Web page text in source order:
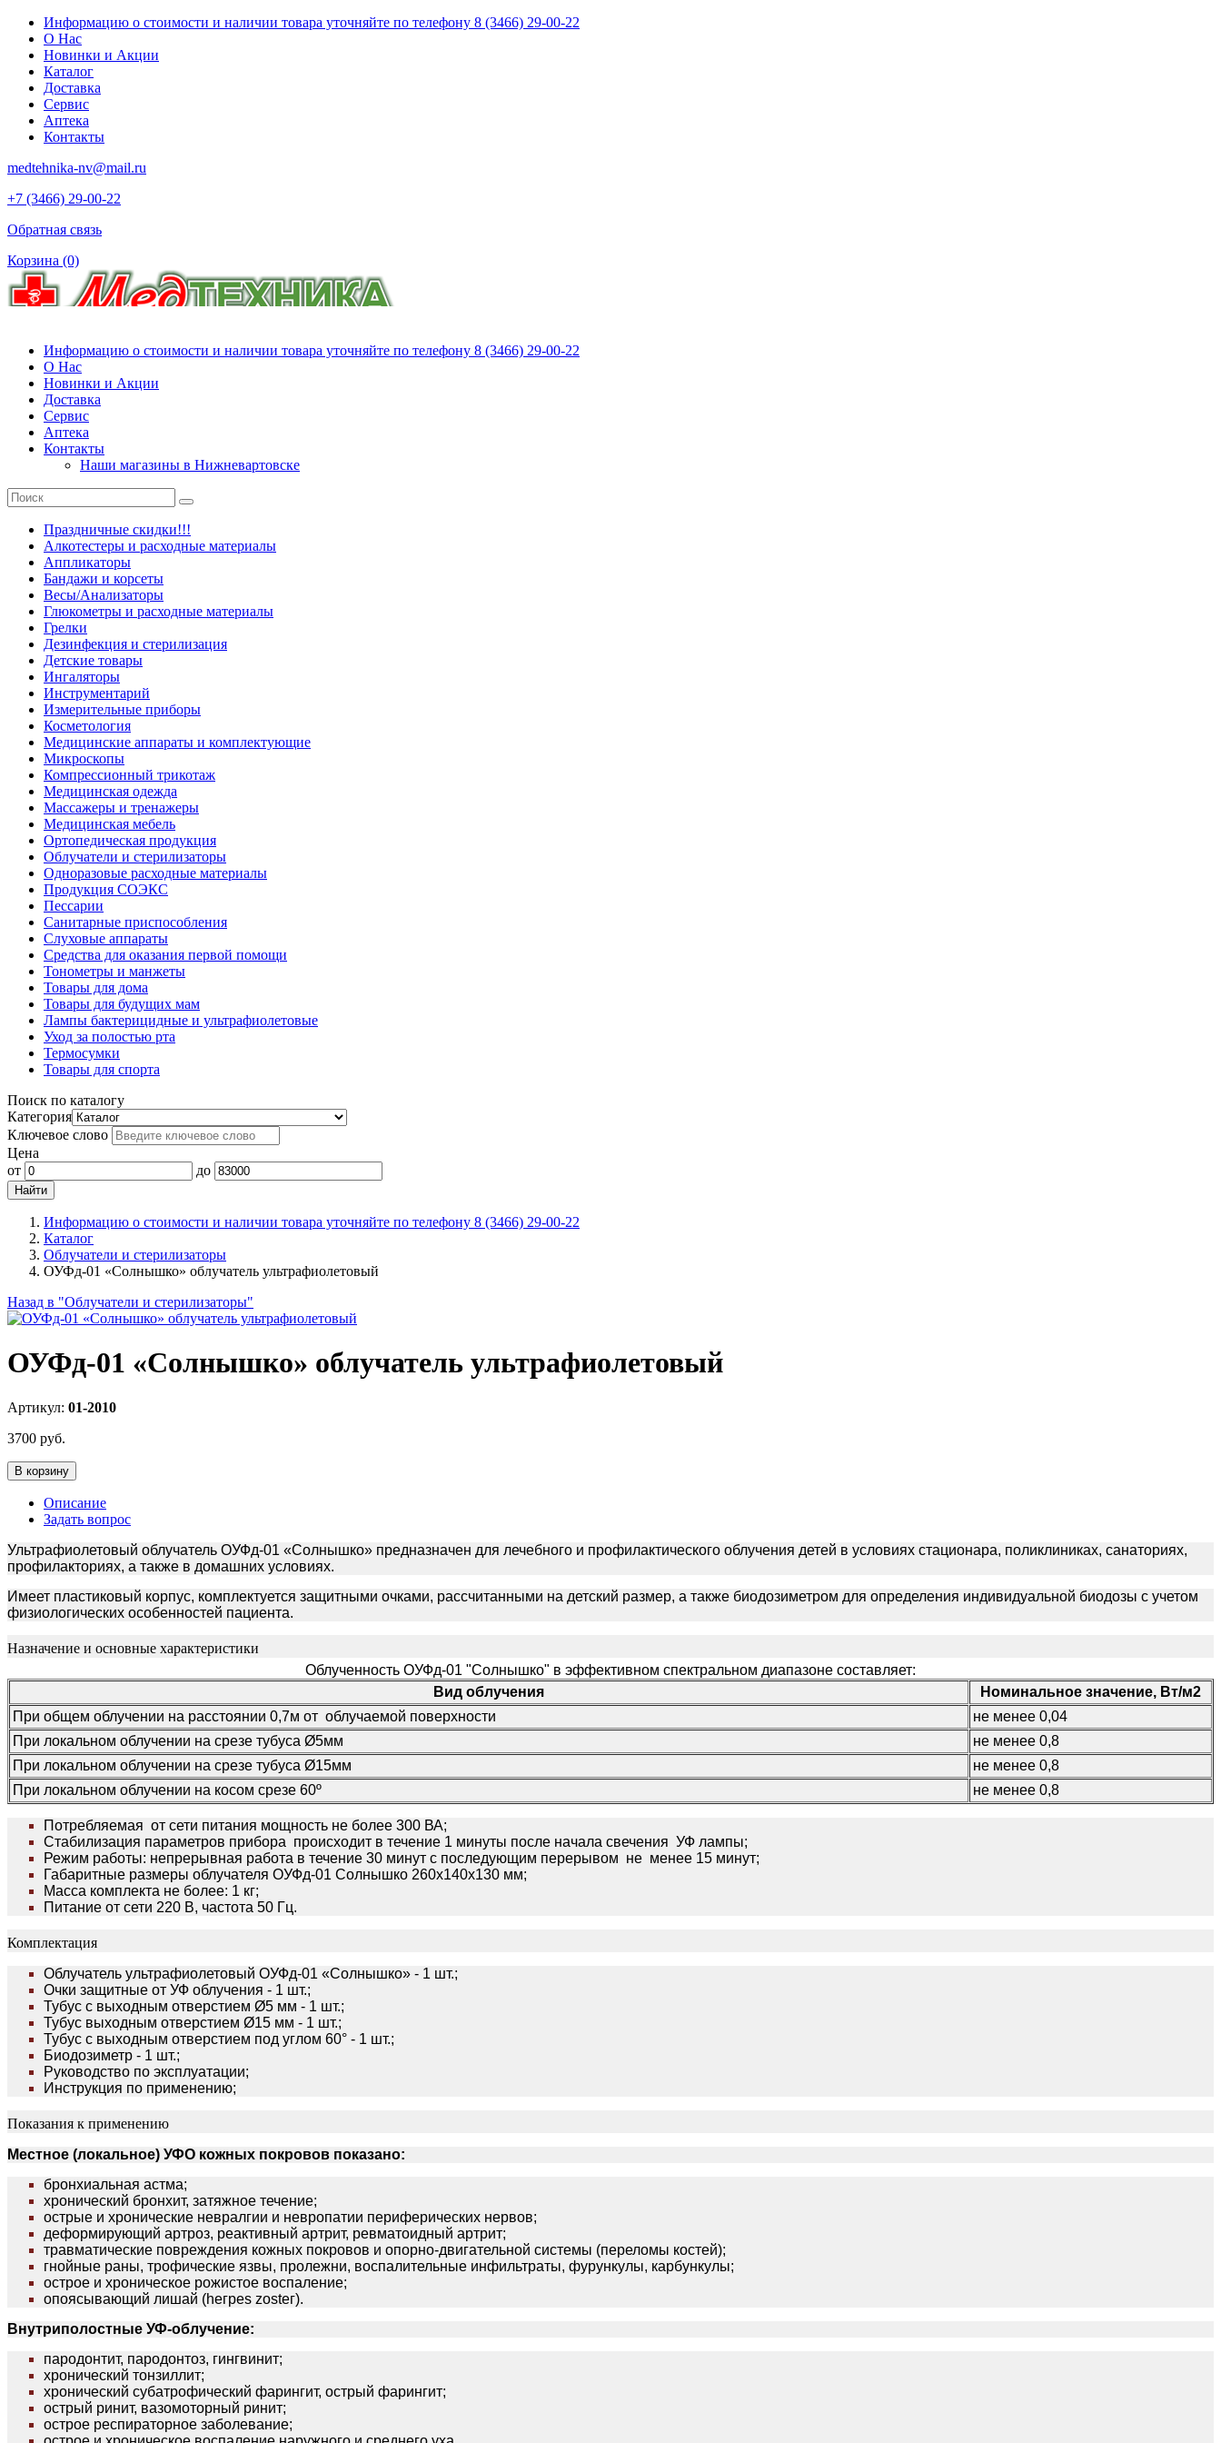
Информацию о стоимости и наличии товара уточняйте по телефону 8 (3466) 29-00-22
О Нас
Новинки и Акции
Каталог
Доставка
Сервис
Аптека
Контакты
medtehnika-nv@mail.ru
+7 (3466) 29-00-22
Обратная связь
Корзина (0)
Информацию о стоимости и наличии товара уточняйте по телефону 8 (3466) 29-00-22
О Нас
Новинки и Акции
Доставка
Сервис
Аптека
Контакты
Наши магазины в Нижневартовске
Праздничные скидки!!!
Алкотестеры и расходные материалы
Аппликаторы
Бандажи и корсеты
Весы/Анализаторы
Глюкометры и расходные материалы
Грелки
Дезинфекция и стерилизация
Детские товары
Ингаляторы
Инструментарий
Измерительные приборы
Косметология
Медицинские аппараты и комплектующие
Микроскопы
Компрессионный трикотаж
Медицинская одежда
Массажеры и тренажеры
Медицинская мебель
Ортопедическая продукция
Облучатели и стерилизаторы
Одноразовые расходные материалы
Продукция СОЭКС
Пессарии
Санитарные приспособления
Слуховые аппараты
Средства для оказания первой помощи
Тонометры и манжеты
Товары для дома
Товары для будущих мам
Лампы бактерицидные и ультрафиолетовые
Уход за полостью рта
Термосумки
Товары для спорта
Поиск по каталогу
Категория
Ключевое слово
Цена
от
до
Информацию о стоимости и наличии товара уточняйте по телефону 8 (3466) 29-00-22
Каталог
Облучатели и стерилизаторы
ОУФд-01 «Солнышко» облучатель ультрафиолетовый
Назад в "Облучатели и стерилизаторы"
ОУФд-01 «Солнышко» облучатель ультрафиолетовый
Артикул: 01-2010
3700 руб.
В корзину
Описание
Задать вопрос
Ультрафиолетовый облучатель ОУФд-01 «Солнышко» предназначен для лечебного и профилактического облучения детей в условиях стационара, поликлиниках, санаториях,
профилакториях, а также в домашних условиях.
Имеет пластиковый корпус, комплектуется защитными очками, рассчитанными на детский размер, а также биодозиметром для определения индивидуальной биодозы с учетом
физиологических особенностей пациента.
Назначение и основные характеристики
Облученность ОУФд-01 "Солнышко" в эффективном спектральном диапазоне составляет:
Вид облучения
Номинальное значение, Вт/м2
При общем облучении на расстоянии 0,7м от облучаемой поверхности
не менее 0,04
При локальном облучении на срезе тубуса Ø5мм
не менее 0,8
При локальном облучении на срезе тубуса Ø15мм
не менее 0,8
При локальном облучении на косом срезе 60º
не менее 0,8
Потребляемая от сети питания мощность не более 300 ВА;
Стабилизация параметров прибора происходит в течение 1 минуты после начала свечения УФ лампы;
Режим работы: непрерывная работа в течение 30 минут с последующим перерывом не менее 15 минут;
Габаритные размеры облучателя ОУФд-01 Солнышко 260х140х130 мм;
Масса комплекта не более: 1 кг;
Питание от сети 220 В, частота 50 Гц.
Комплектация
Облучатель ультрафиолетовый ОУФд-01 «Солнышко» - 1 шт.;
Очки защитные от УФ облучения - 1 шт.;
Тубус с выходным отверстием Ø5 мм - 1 шт.;
Тубус выходным отверстием Ø15 мм - 1 шт.;
Тубус с выходным отверстием под углом 60° - 1 шт.;
Биодозиметр - 1 шт.;
Руководство по эксплуатации;
Инструкция по применению;
Показания к применению
Местное (локальное) УФО кожных покровов показано:
бронхиальная астма;
хронический бронхит, затяжное течение;
острые и хронические невралгии и невропатии периферических нервов;
деформирующий артроз, реактивный артрит, ревматоидный артрит;
травматические повреждения кожных покровов и опорно-двигательной системы (переломы костей);
гнойные раны, трофические язвы, пролежни, воспалительные инфильтраты, фурункулы, карбункулы;
острое и хроническое рожистое воспаление;
опоясывающий лишай (hегреs zostег).
Внутриполостные УФ-облучение:
пародонтит, пародонтоз, гингвинит;
хронический тонзиллит;
хронический субатрофический фарингит, острый фарингит;
острый ринит, вазомоторный ринит;
острое респираторное заболевание;